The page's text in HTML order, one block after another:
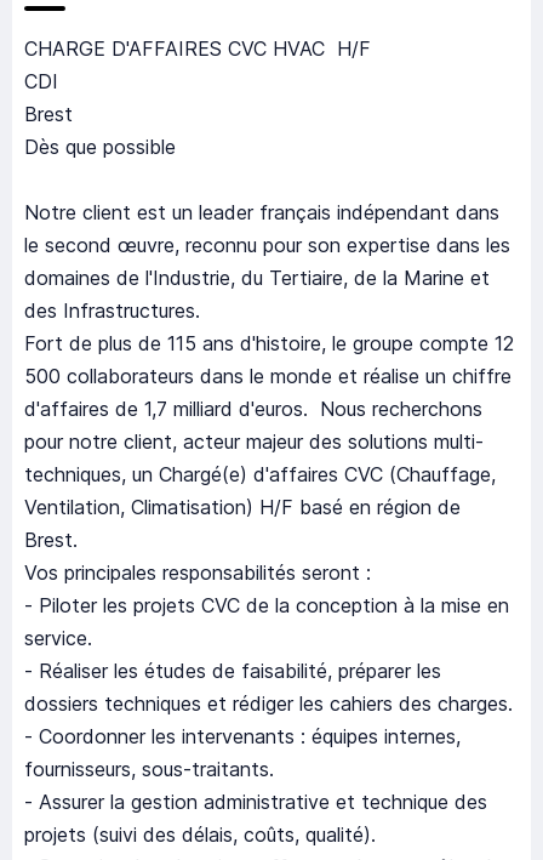
CHARGE D'AFFAIRES CVC HVAC H/F
CDI
Brest
Dès que possible
Notre client est un leader français indépendant dans
le second œuvre, reconnu pour son expertise dans les
domaines de l'Industrie, du Tertiaire, de la Marine et
des Infrastructures.
Fort de plus de 115 ans d'histoire, le groupe compte 12
500 collaborateurs dans le monde et réalise un chiffre
d'affaires de 1,7 milliard d'euros. Nous recherchons
pour notre client, acteur majeur des solutions multi-
techniques, un Chargé(e) d'affaires CVC (Chauffage,
Ventilation, Climatisation) H/F basé en région de
Brest.
Vos principales responsabilités seront :
- Piloter les projets CVC de la conception à la mise en
service.
- Réaliser les études de faisabilité, préparer les
dossiers techniques et rédiger les cahiers des charges.
- Coordonner les intervenants : équipes internes,
fournisseurs, sous-traitants.
- Assurer la gestion administrative et technique des
projets (suivi des délais, coûts, qualité).